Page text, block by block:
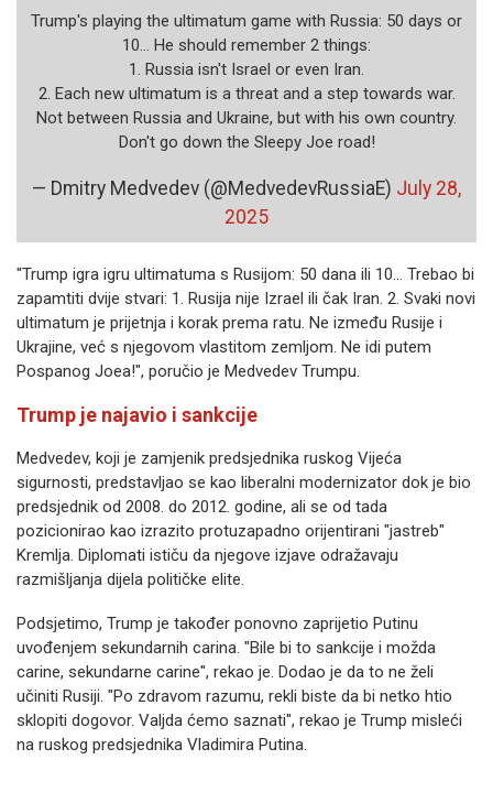
Trump's playing the ultimatum game with Russia: 50 days or
10… He should remember 2 things:
1. Russia isn't Israel or even Iran.
2. Each new ultimatum is a threat and a step towards war.
Not between Russia and Ukraine, but with his own country.
Don't go down the Sleepy Joe road!
— Dmitry Medvedev (@MedvedevRussiaE) July 28,
2025
"Trump igra igru ultimatuma s Rusijom: 50 dana ili 10... Trebao bi
zapamtiti dvije stvari: 1. Rusija nije Izrael ili čak Iran. 2. Svaki novi
ultimatum je prijetnja i korak prema ratu. Ne između Rusije i
Ukrajine, već s njegovom vlastitom zemljom. Ne idi putem
Pospanog Joea!", poručio je Medvedev Trumpu.
Trump je najavio i sankcije
Medvedev, koji je zamjenik predsjednika ruskog Vijeća
sigurnosti, predstavljao se kao liberalni modernizator dok je bio
predsjednik od 2008. do 2012. godine, ali se od tada
pozicionirao kao izrazito protuzapadno orijentirani "jastreb"
Kremlja. Diplomati ističu da njegove izjave odražavaju
razmišljanja dijela političke elite.
Podsjetimo, Trump je također ponovno zaprijetio Putinu
uvođenjem sekundarnih carina. "Bile bi to sankcije i možda
carine, sekundarne carine", rekao je. Dodao je da to ne želi
učiniti Rusiji. "Po zdravom razumu, rekli biste da bi netko htio
sklopiti dogovor. Valjda ćemo saznati", rekao je Trump misleći
na ruskog predsjednika Vladimira Putina.